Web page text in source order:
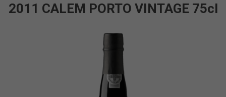
2011 CALEM PORTO VINTAGE 75cl